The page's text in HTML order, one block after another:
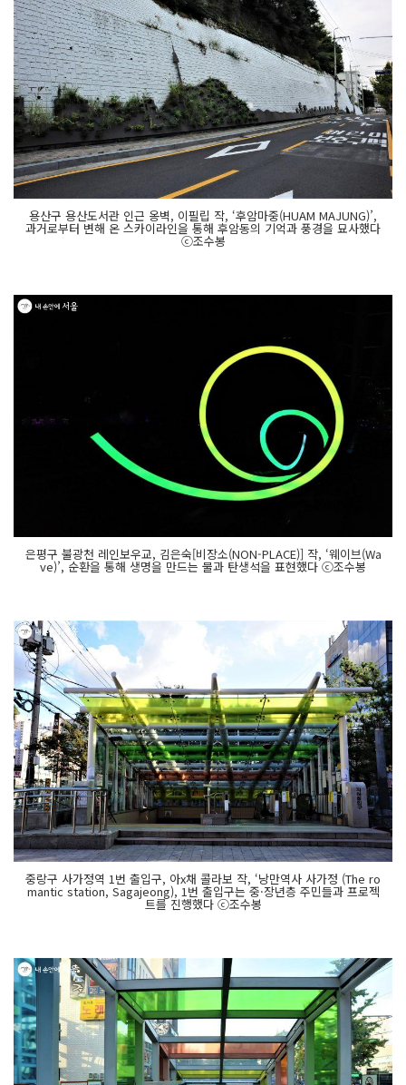
용산구 용산도서관 인근 옹벽, 이필립 작, ‘후암마중(HUAM MAJUNG)’,
과거로부터 변해 온 스카이라인을 통해 후암동의 기억과 풍경을 묘사했다
ⓒ조수봉
은평구 불광천 레인보우교, 김은숙[비장소(NON-PLACE)] 작, ‘웨이브(Wa
ve)’, 순환을 통해 생명을 만드는 물과 탄생석을 표현했다 ⓒ조수봉
중랑구 사가정역 1번 출입구, 아x채 콜라보 작, ‘낭만역사 사가정 (The ro
mantic station, Sagajeong), 1번 출입구는 중·장년층 주민들과 프로젝
트를 진행했다 ⓒ조수봉